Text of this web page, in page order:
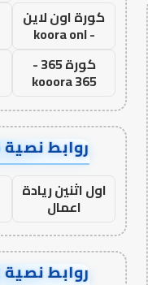
كورة اون لاين
- koora onl
كورة 365 -
kooora 365
روابط نصية AA38045
اول اثنين ريادة
اعمال
روابط نصية AA86842